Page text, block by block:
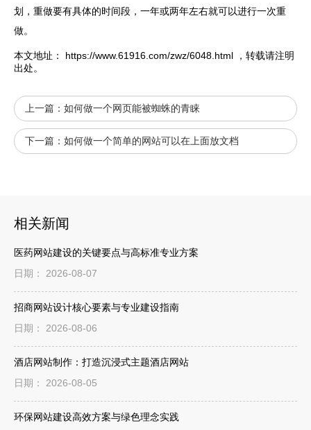
划，重做要有具体的时间段，一年或两年左右就可以进行一次重
做。
本文地址： https://www.61916.com/zwz/6048.html
，转载请注明
出处。
上一篇： 如何做一个网页能被蜘蛛的青睐
下一篇： 如何做一个简单的网站可以在上面放文档
相关新闻
医药网站建设的关键要点与高标准专业方案
日期： 2026-08-07
招商网站设计核心要素与专业建设指南
日期： 2026-08-06
酒店网站制作：打造沉浸式主题酒店网站
日期： 2026-08-05
环保网站建设高效方案与绿色理念实践